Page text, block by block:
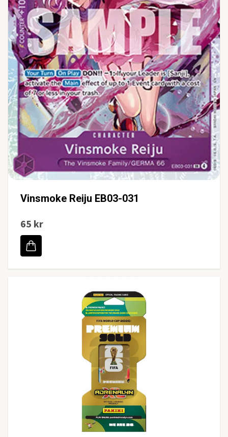
Vinsmoke Reiju EB03-031
65 kr